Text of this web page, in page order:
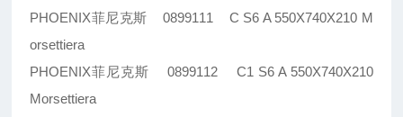
PHOENIX菲尼克斯 0899111 C S6 A 550X740X210 M
orsettiera
PHOENIX菲尼克斯 0899112 C1 S6 A 550X740X210
Morsettiera